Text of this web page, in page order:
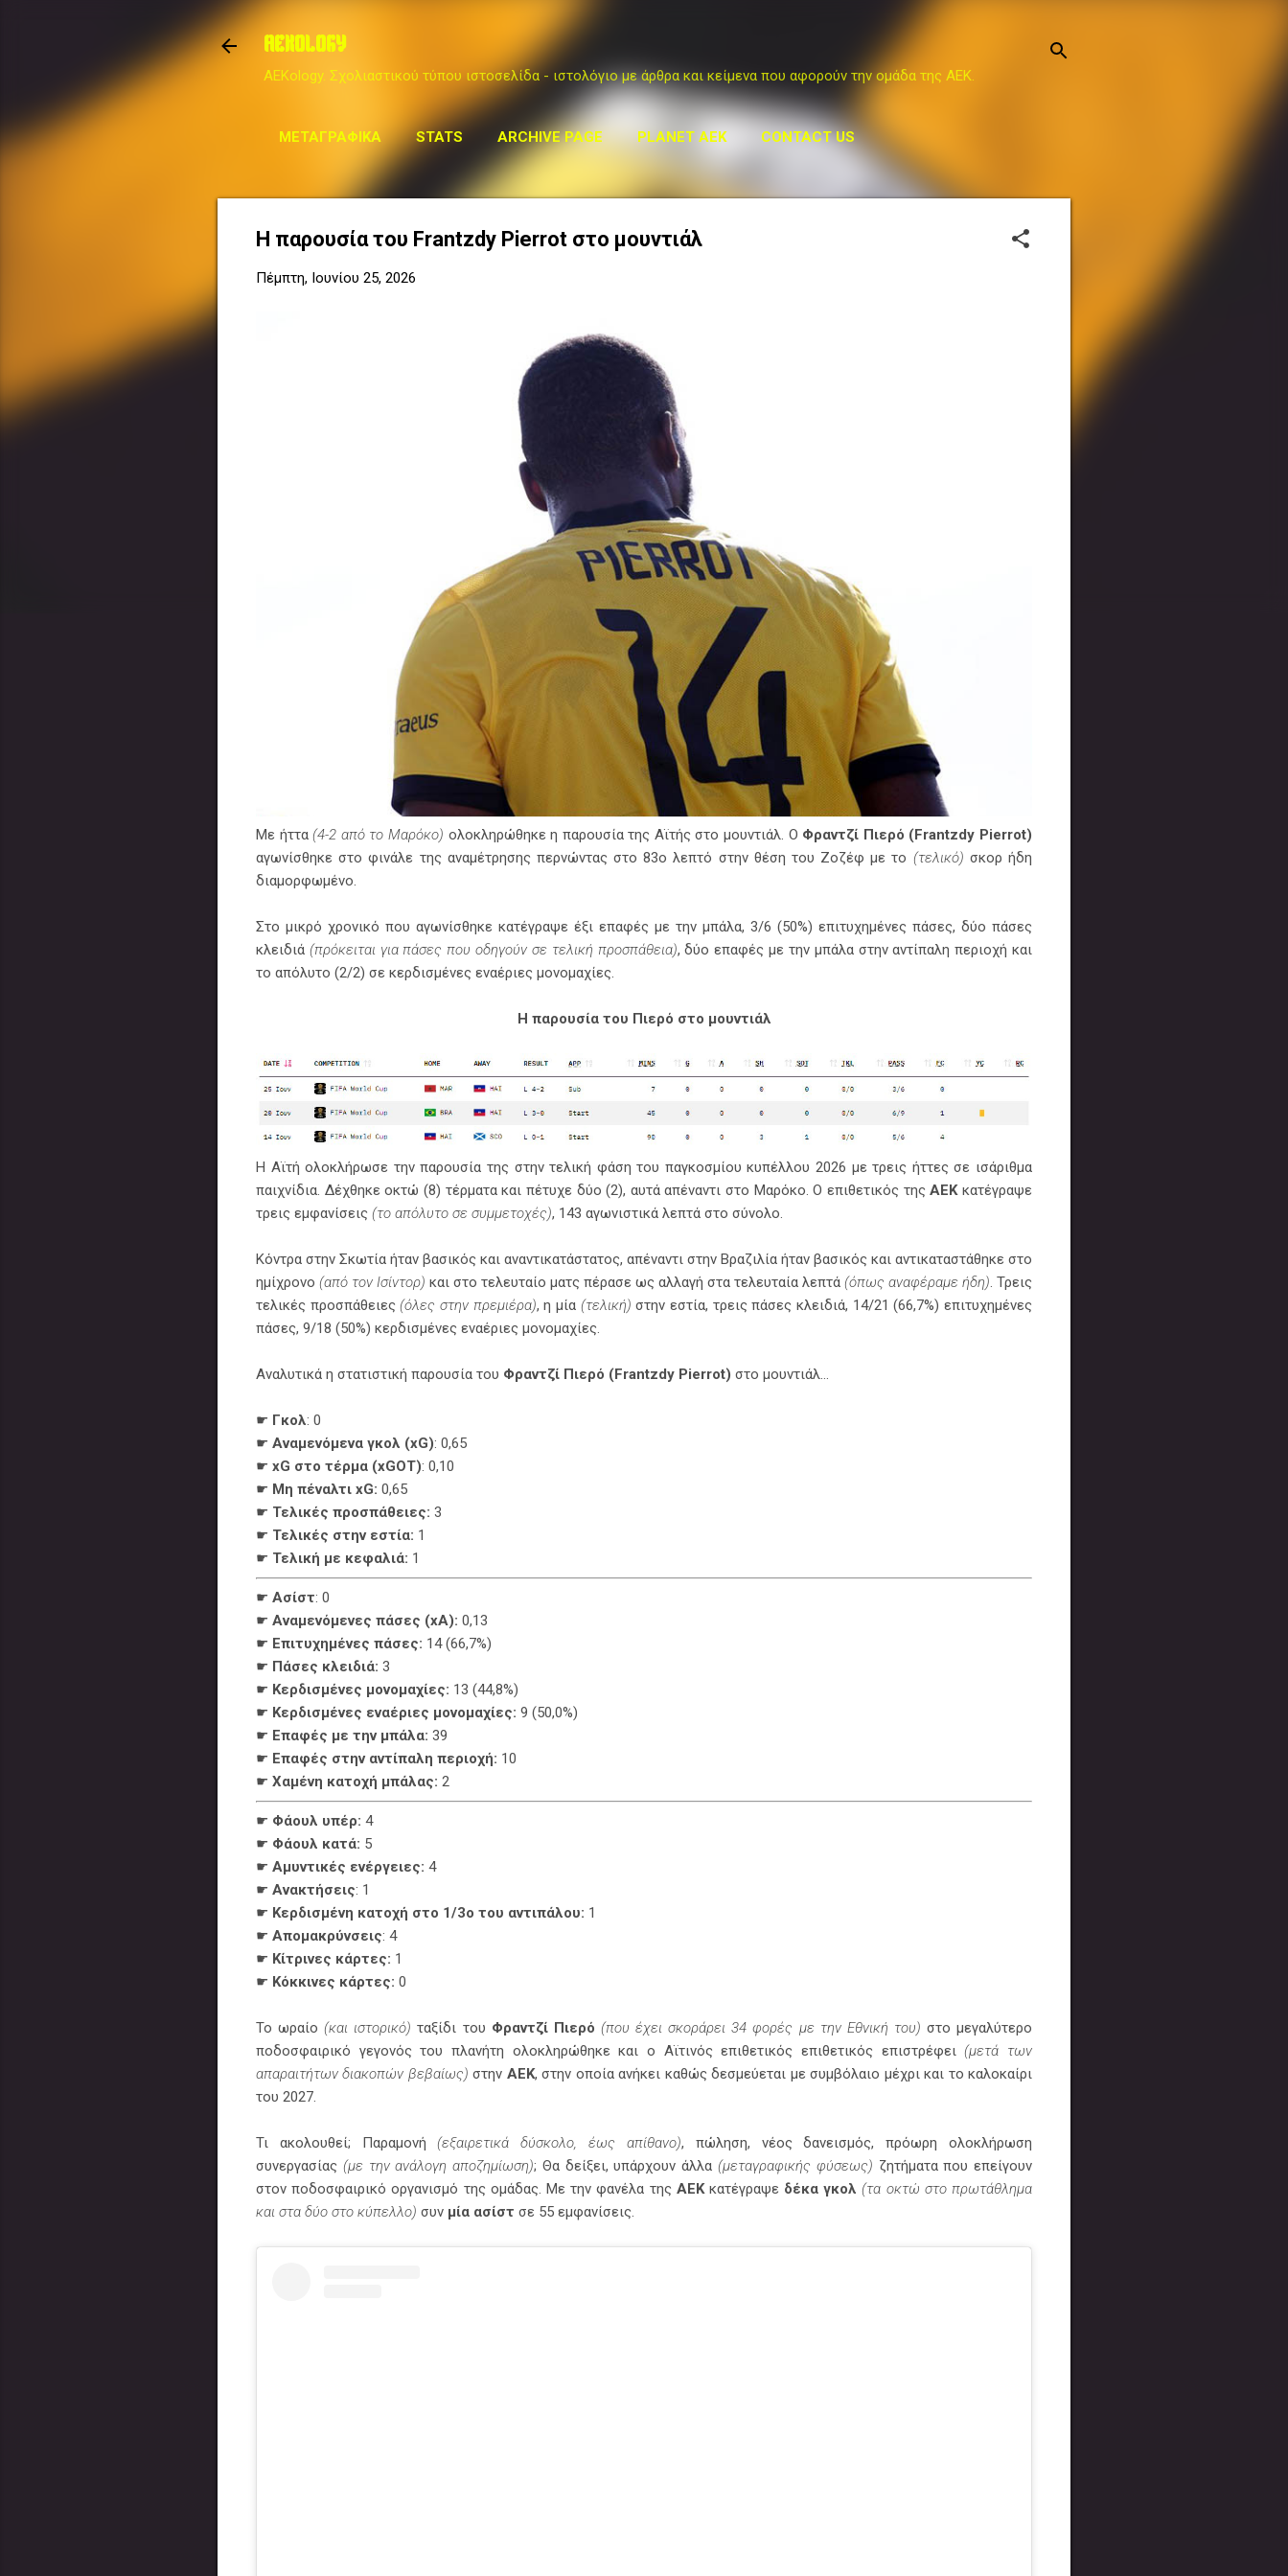
Μετάβαση στο κύριο περιεχόμενο
AEKOLOGY
AEKology. Σχολιαστικού τύπου ιστοσελίδα - ιστολόγιο με άρθρα και κείμενα που αφορούν την ομάδα της ΑΕΚ.
ΜΕΤΑΓΡΑΦΙΚΆ STATS ARCHIVE PAGE PLANET AEK CONTACT US
Η παρουσία του Frantzdy Pierrot στο μουντιάλ
Πέμπτη, Ιουνίου 25, 2026
Με ήττα(4-2 από το Μαρόκο) ολοκληρώθηκε η παρουσία της Αϊτής στο μουντιάλ. Ο Φραντζί Πιερό (Frantzdy Pierrot)
αγωνίσθηκε στο φινάλε της αναμέτρησης περνώντας στο 83ο λεπτό στην θέση του Ζοζέφ με το (τελικό) σκορ ήδη
διαμορφωμένο.
Στο μικρό χρονικό που αγωνίσθηκε κατέγραψε έξι επαφές με την μπάλα, 3/6 (50%) επιτυχημένες πάσες, δύο πάσες
κλειδιά (πρόκειται για πάσες που οδηγούν σε τελική προσπάθεια), δύο επαφές με την μπάλα στην αντίπαλη περιοχή και
το απόλυτο (2/2) σε κερδισμένες εναέριες μονομαχίες.
Η παρουσία του Πιερό στο μουντιάλ
Η Αϊτή ολοκλήρωσε την παρουσία της στην τελική φάση του παγκοσμίου κυπέλλου 2026 με τρεις ήττες σε ισάριθμα
παιχνίδια. Δέχθηκε οκτώ (8) τέρματα και πέτυχε δύο (2), αυτά απέναντι στο Μαρόκο. Ο επιθετικός τηςΑΕΚκατέγραψε
τρεις εμφανίσεις (το απόλυτο σε συμμετοχές), 143 αγωνιστικά λεπτά στο σύνολο.
Κόντρα στην Σκωτία ήταν βασικός και αναντικατάστατος, απέναντι στην Βραζιλία ήταν βασικός και αντικαταστάθηκε στο
ημίχρονο (από τον Ισίντορ) και στο τελευταίο ματς πέρασε ως αλλαγή στα τελευταία λεπτά (όπως αναφέραμε ήδη). Τρεις
τελικές προσπάθειες(όλες στην πρεμιέρα), η μία (τελική) στην εστία, τρεις πάσες κλειδιά, 14/21 (66,7%) επιτυχημένες
πάσες, 9/18 (50%) κερδισμένες εναέριες μονομαχίες.
Αναλυτικά η στατιστική παρουσία του Φραντζί Πιερό (Frantzdy Pierrot) στο μουντιάλ...
☛ Γκολ: 0
☛ Αναμενόμενα γκολ (xG): 0,65
☛ xG στο τέρμα (xGOT): 0,10
☛ Μη πέναλτι xG: 0,65
☛ Τελικές προσπάθειες: 3
☛ Τελικές στην εστία: 1
☛ Τελική με κεφαλιά: 1
☛ Ασίστ: 0
☛ Αναμενόμενες πάσες (xA): 0,13
☛ Επιτυχημένες πάσες: 14 (66,7%)
☛ Πάσες κλειδιά: 3
☛ Κερδισμένες μονομαχίες: 13 (44,8%)
☛ Κερδισμένες εναέριες μονομαχίες: 9 (50,0%)
☛ Επαφές με την μπάλα: 39
☛ Επαφές στην αντίπαλη περιοχή: 10
☛ Χαμένη κατοχή μπάλας: 2
☛ Φάουλ υπέρ: 4
☛ Φάουλ κατά: 5
☛ Αμυντικές ενέργειες: 4
☛ Ανακτήσεις: 1
☛ Κερδισμένη κατοχή στο 1/3ο του αντιπάλου: 1
☛ Απομακρύνσεις: 4
☛ Κίτρινες κάρτες: 1
☛ Κόκκινες κάρτες: 0
Το ωραίο(και ιστορικό) ταξίδι του Φραντζί Πιερό (που έχει σκοράρει 34 φορές με την Εθνική του) στο μεγαλύτερο
ποδοσφαιρικό γεγονός του πλανήτη ολοκληρώθηκε και ο Αϊτινός επιθετικός επιθετικός επιστρέφει(μετά των
απαραιτήτων διακοπών βεβαίως) στην ΑΕΚ, στην οποία ανήκει καθώς δεσμεύεται με συμβόλαιο μέχρι και το καλοκαίρι
του 2027.
Τι ακολουθεί; Παραμονή(εξαιρετικά δύσκολο, έως απίθανο), πώληση, νέος δανεισμός, πρόωρη ολοκλήρωση
συνεργασίας (με την ανάλογη αποζημίωση); Θα δείξει, υπάρχουν άλλα (μεταγραφικής φύσεως) ζητήματα που επείγουν
στον ποδοσφαιρικό οργανισμό της ομάδας. Με την φανέλα της ΑΕΚκατέγραψε δέκα γκολ (τα οκτώ στο πρωτάθλημα
και στα δύο στο κύπελλο) συν μία ασίστ σε 55 εμφανίσεις.